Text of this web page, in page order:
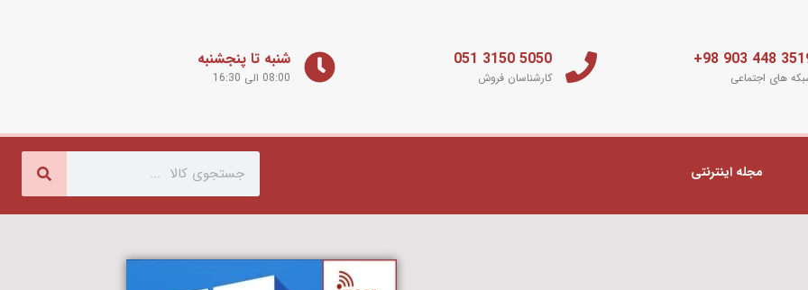
3519 448
های اجتماعی
5050 3150 051
کارشناسان فروش
شنبه تا پنجشنبه
08:00 الی 16:30
مجله اینترنتی